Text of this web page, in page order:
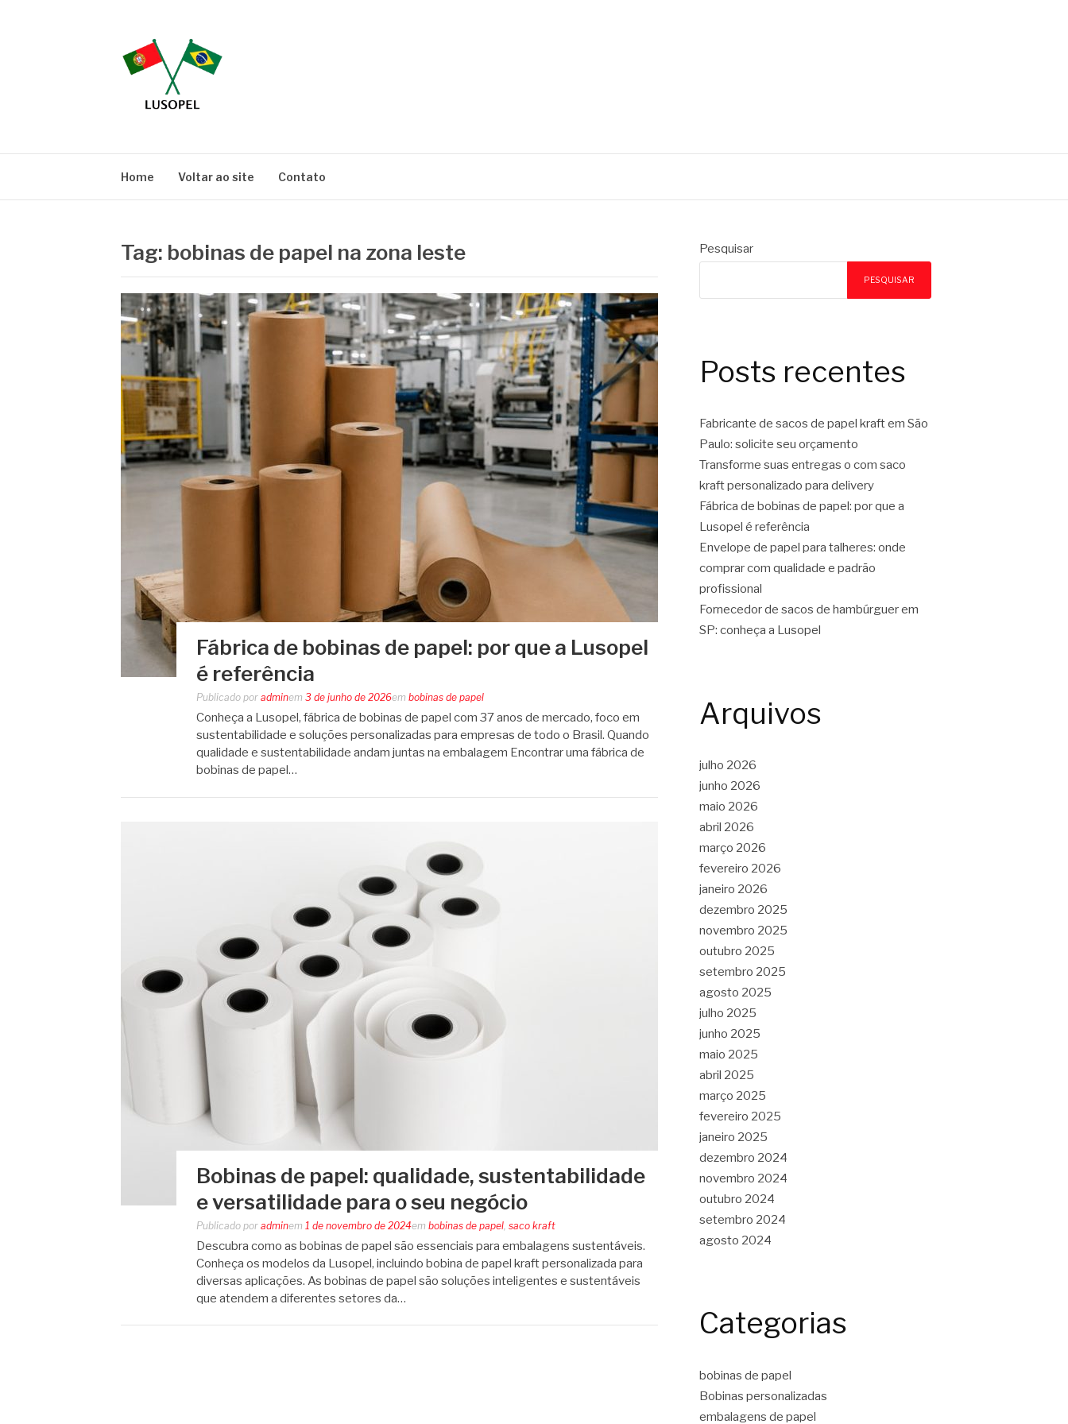
Home Voltar ao site Contato
Tag: bobinas de papel na zona leste
Fábrica de bobinas de papel: por que a Lusopel
é referência
Publicado por adminem 3 de junho de 2026em bobinas de papel
Conheça a Lusopel, fábrica de bobinas de papel com 37 anos de mercado, foco em
sustentabilidade e soluções personalizadas para empresas de todo o Brasil. Quando
qualidade e sustentabilidade andam juntas na embalagem Encontrar uma fábrica de
bobinas de papel…
Bobinas de papel: qualidade, sustentabilidade
e versatilidade para o seu negócio
Publicado por adminem 1 de novembro de 2024em bobinas de papel saco kraft
Descubra como as bobinas de papel são essenciais para embalagens sustentáveis.
Conheça os modelos da Lusopel, incluindo bobina de papel kraft personalizada para
diversas aplicações. As bobinas de papel são soluções inteligentes e sustentáveis
que atendem a diferentes setores da…
Pesquisar
PESQUISAR
Posts recentes
Fabricante de sacos de papel kraft em São
Paulo: solicite seu orçamento
Transforme suas entregas o com saco
kraft personalizado para delivery
Fábrica de bobinas de papel: por que a
Lusopel é referência
Envelope de papel para talheres: onde
comprar com qualidade e padrão
profissional
Fornecedor de sacos de hambúrguer em
SP: conheça a Lusopel
Arquivos
julho 2026
junho 2026
maio 2026
abril 2026
março 2026
fevereiro 2026
janeiro 2026
dezembro 2025
novembro 2025
outubro 2025
setembro 2025
agosto 2025
julho 2025
junho 2025
maio 2025
abril 2025
março 2025
fevereiro 2025
janeiro 2025
dezembro 2024
novembro 2024
outubro 2024
setembro 2024
agosto 2024
Categorias
bobinas de papel
Bobinas personalizadas
embalagens de papel